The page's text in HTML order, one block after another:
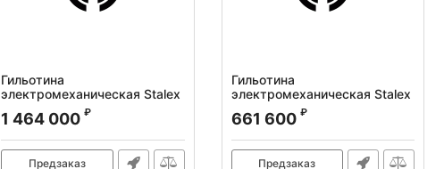
Гильотина
электромеханическая Stalex
Артикул: 386013
1 464 000 ₽
Предзаказ
Гильотина
электромеханическая Stalex
Q11-2x2050
Артикул: 386107
661 600 ₽
Предзаказ